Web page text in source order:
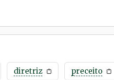
diretriz preceito